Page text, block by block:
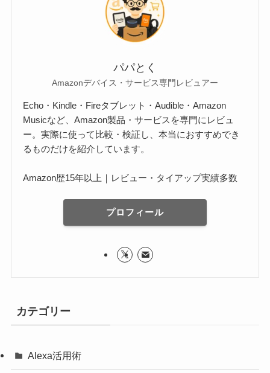
パパとく
Amazonデバイス・サービス専門レビュアー
Echo・Kindle・Fireタブレット・Audible・Amazon
Musicなど、Amazon製品・サービスを専門にレビュ
ー。実際に使って比較・検証し、本当におすすめでき
るものだけを紹介しています。
Amazon歴15年以上｜レビュー・タイアップ実績多数
プロフィール
カテゴリー
Alexa活用術